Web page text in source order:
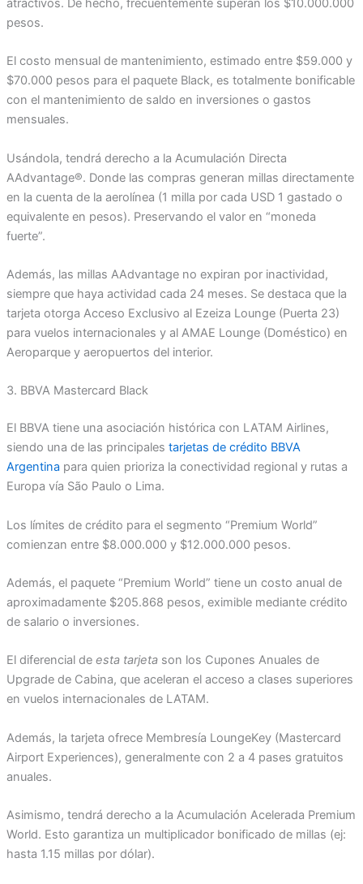
atractivos. De hecho, frecuentemente superan los $10.000.000
pesos.
El costo mensual de mantenimiento, estimado entre $59.000 y
$70.000 pesos para el paquete Black, es totalmente bonificable
con el mantenimiento de saldo en inversiones o gastos
mensuales.
Usándola, tendrá derecho a la Acumulación Directa
AAdvantage®. Donde las compras generan millas directamente
en la cuenta de la aerolínea (1 milla por cada USD 1 gastado o
equivalente en pesos). Preservando el valor en “moneda
fuerte”.
Además, las millas AAdvantage no expiran por inactividad,
siempre que haya actividad cada 24 meses. Se destaca que la
tarjeta otorga Acceso Exclusivo al Ezeiza Lounge (Puerta 23)
para vuelos internacionales y al AMAE Lounge (Doméstico) en
Aeroparque y aeropuertos del interior.
3. BBVA Mastercard Black
El BBVA tiene una asociación histórica con LATAM Airlines,
siendo una de las principales tarjetas de crédito BBVA
Argentina para quien prioriza la conectividad regional y rutas a
Europa vía São Paulo o Lima.
Los límites de crédito para el segmento “Premium World”
comienzan entre $8.000.000 y $12.000.000 pesos.
Además, el paquete “Premium World” tiene un costo anual de
aproximadamente $205.868 pesos, eximible mediante crédito
de salario o inversiones.
El diferencial de esta tarjetason los Cupones Anuales de
Upgrade de Cabina, que aceleran el acceso a clases superiores
en vuelos internacionales de LATAM.
Además, la tarjeta ofrece Membresía LoungeKey (Mastercard
Airport Experiences), generalmente con 2 a 4 pases gratuitos
anuales.
Asimismo, tendrá derecho a la Acumulación Acelerada Premium
World. Esto garantiza un multiplicador bonificado de millas (ej:
hasta 1.15 millas por dólar).